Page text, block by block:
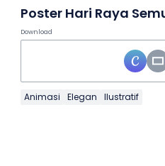
Download
Animasi Elegan Ilustratif